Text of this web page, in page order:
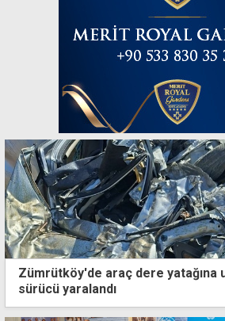
Zümrütköy'de araç dere yatağına
sürücü yaralandı